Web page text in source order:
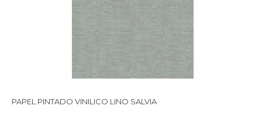
PAPEL PINTADO VINILICO LINO SALVIA